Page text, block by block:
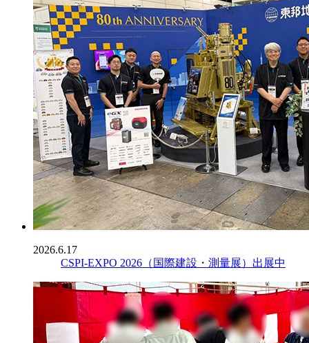
2026.6.17
CSPI-EXPO 2026（国際建設・測量展）出展中